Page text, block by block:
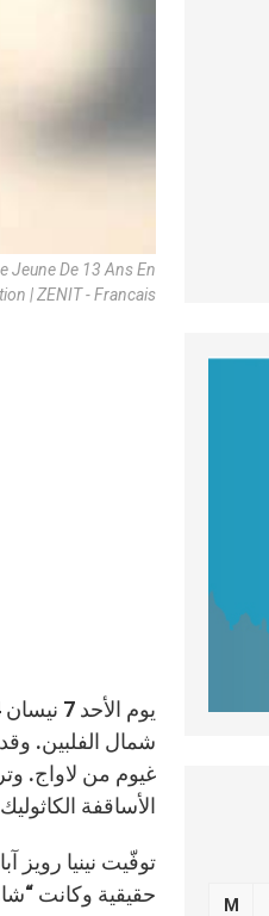
Jeune De 13 Ans En
| ZENIT - Francais
شمال الفلبين.
غيوم من لاواج.
الأساقفة الكاثوليك
حقيقية وكانت
M